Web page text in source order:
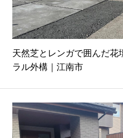
天然芝とレンガで囲んだ花
ラル外構｜江南市